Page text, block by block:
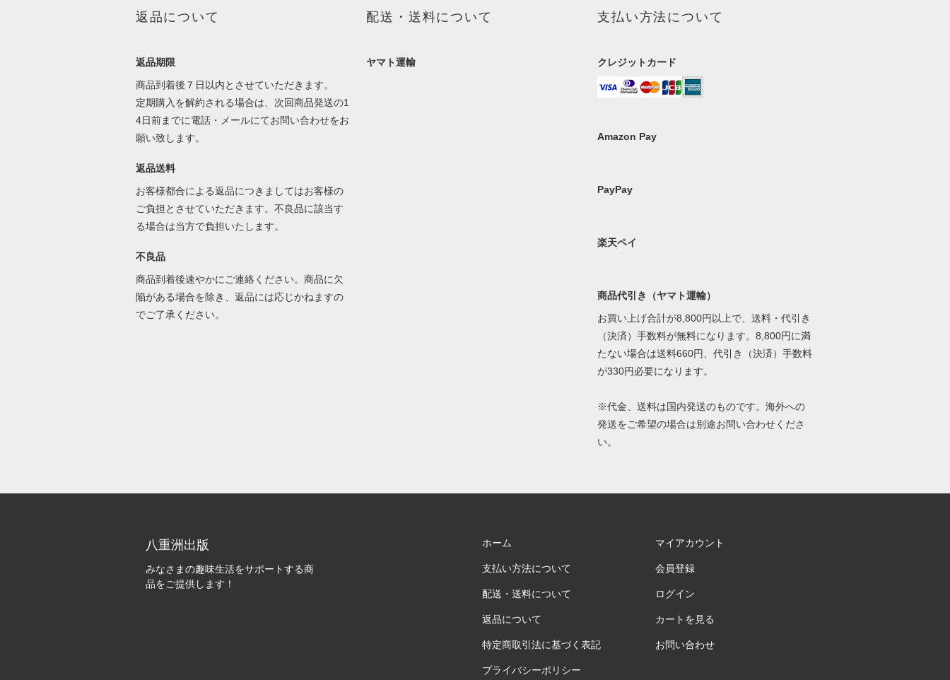
返品について
返品期限
商品到着後７日以内とさせていただきます。
定期購入を解約される場合は、次回商品発送の1
4日前までに電話・メールにてお問い合わせをお
願い致します。
返品送料
お客様都合による返品につきましてはお客様の
ご負担とさせていただきます。不良品に該当す
る場合は当方で負担いたします。
不良品
商品到着後速やかにご連絡ください。商品に欠
陥がある場合を除き、返品には応じかねますの
でご了承ください。
配送・送料について
ヤマト運輸
支払い方法について
クレジットカード
Amazon Pay
PayPay
楽天ペイ
商品代引き（ヤマト運輸）
お買い上げ合計が8,800円以上で、送料・代引き
（決済）手数料が無料になります。8,800円に満
たない場合は送料660円、代引き（決済）手数料
が330円必要になります。
※代金、送料は国内発送のものです。海外への
発送をご希望の場合は別途お問い合わせくださ
い。
八重洲出版
みなさまの趣味生活をサポートする商
品をご提供します！
ホーム
支払い方法について
配送・送料について
返品について
特定商取引法に基づく表記
プライバシーポリシー
マイアカウント
会員登録
ログイン
カートを見る
お問い合わせ